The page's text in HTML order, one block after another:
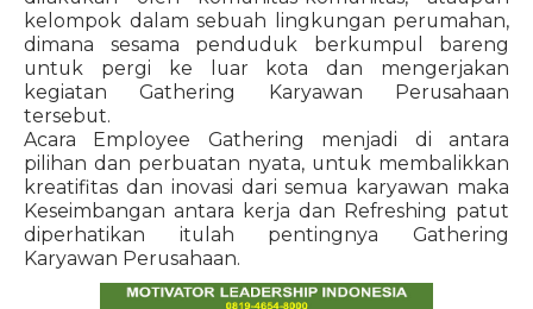
kelompok dalam sebuah lingkungan perumahan,
dimana sesama penduduk berkumpul bareng
untuk pergi ke luar kota dan mengerjakan
kegiatan Gathering Karyawan Perusahaan
tersebut.
Acara Employee Gathering menjadi di antara
pilihan dan perbuatan nyata, untuk membalikkan
kreatifitas dan inovasi dari semua karyawan maka
Keseimbangan antara kerja dan Refreshing patut
diperhatikan itulah pentingnya Gathering
Karyawan Perusahaan.